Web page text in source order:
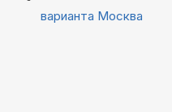
варианта Москва